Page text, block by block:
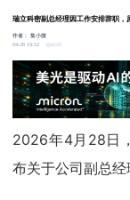
瑞立科密副总经理因工作安排辞职，
作者：集小微
04-28 19:52
4120
2026年4月28日
布关于公司副总经